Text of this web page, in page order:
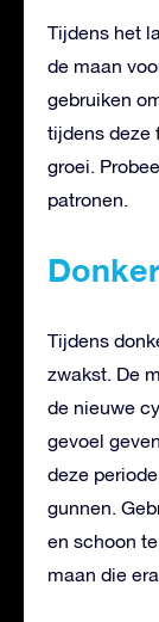
Tijdens het
de maan
gebruiken
tijdens deze
groei.
patronen.
Tijdens
zwakst. De
de nieuwe
gevoel
deze
gunnen.
en schoon
maan die